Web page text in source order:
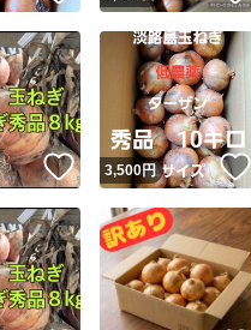
いいね！
3,500円